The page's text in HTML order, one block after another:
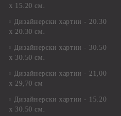
х 15.20 см.
Дизайнерски хартии - 20.30
х 20.30 см.
Дизайнерски хартии - 30.50
х 30.50 см.
Дизайнерски хартии - 21,00
х 29,70 см
Дизайнерски хартии - 15.20
x 30.50 см.